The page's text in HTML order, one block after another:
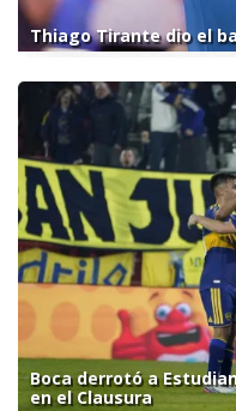
Thiago Tirante dio el
Boca derrotó a
en el Clausura